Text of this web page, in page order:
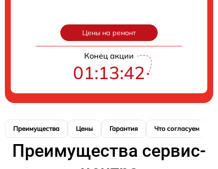
Цены на ремонт
Конец акции
01:13:41
Преимущества Цены Гарантия Что согласуем
Преимущества сервис-